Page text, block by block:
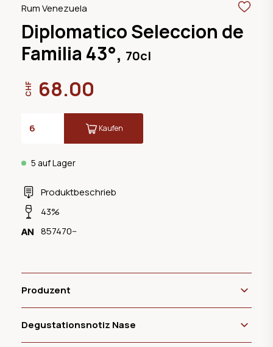
Rum Venezuela
Diplomatico Seleccion de
Familia 43°, 70cl
Produktbeschrieb
43%
857470--
5 auf Lager
CHF 68.00
Kaufen
Produzent
Degustationsnotiz Nase